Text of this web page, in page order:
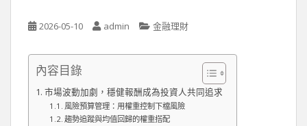
2026-05-10 admin 金融理財
內容目錄
市場波動加劇，穩健報酬成為投資人共同追求
風險預算管理：用權重控制下檔風險
趨勢追蹤與均值回歸的權重搭配